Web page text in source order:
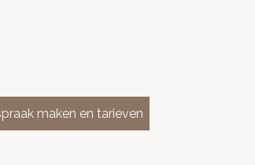
maken en tarieven